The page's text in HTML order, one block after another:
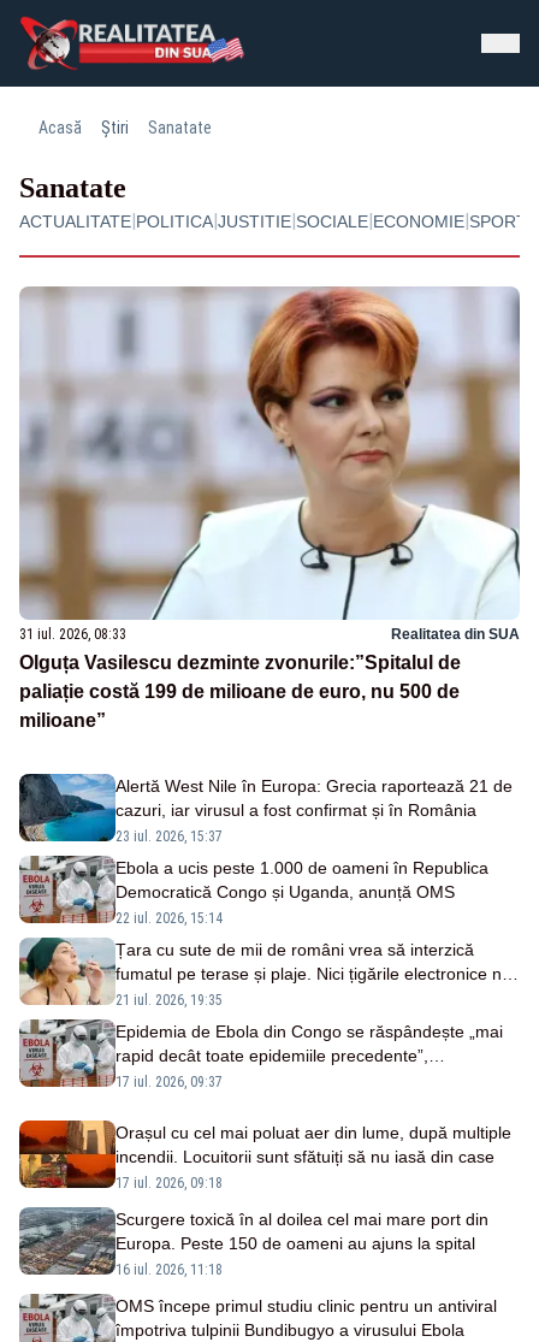
Acasă Știri Sanatate
Sanatate
ACTUALITATE|POLITICA|JUSTITIE|SOCIALE|ECONOMIE|SPORT
31 iul. 2026, 08:33 Realitatea din SUA
Olguța Vasilescu dezminte zvonurile:”Spitalul de
paliație costă 199 de milioane de euro, nu 500 de
milioane”
Alertă West Nile în Europa: Grecia raportează 21 de
cazuri, iar virusul a fost confirmat și în România
23 iul. 2026, 15:37
Ebola a ucis peste 1.000 de oameni în Republica
Democratică Congo și Uganda, anunță OMS
22 iul. 2026, 15:14
Țara cu sute de mii de români vrea să interzică
fumatul pe terase și plaje. Nici țigările electronice nu
scapă de restricții
21 iul. 2026, 19:35
Epidemia de Ebola din Congo se răspândește „mai
rapid decât toate epidemiile precedente”,
avertizează OMS
17 iul. 2026, 09:37
Orașul cu cel mai poluat aer din lume, după multiple
incendii. Locuitorii sunt sfătuiți să nu iasă din case
17 iul. 2026, 09:18
Scurgere toxică în al doilea cel mai mare port din
Europa. Peste 150 de oameni au ajuns la spital
16 iul. 2026, 11:18
OMS începe primul studiu clinic pentru un antiviral
împotriva tulpinii Bundibugyo a virusului Ebola